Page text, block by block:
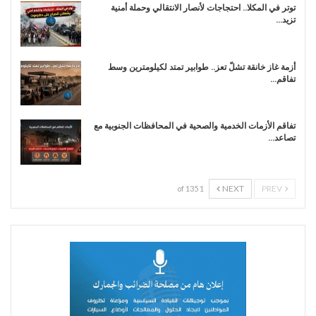
توتر في المكلا.. احتجاجات لأنصار الانتقالي وحملة أمنية
تزيد…
أزمة غاز خانقة تشلّ تعز.. طوابير تمتد لكيلومترين وسط
تفاقم…
تفاقم الأزمات الخدمية والصحية في المحافظات الجنوبية مع
تصاعد…
NEXT
1 of 135